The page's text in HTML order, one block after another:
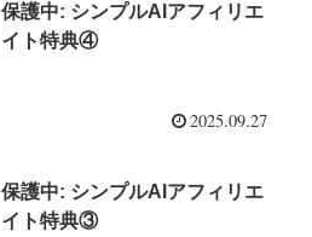
保護中: シンプルAIアフィリエ
イト特典④
2025.09.27
保護中: シンプルAIアフィリエ
イト特典③